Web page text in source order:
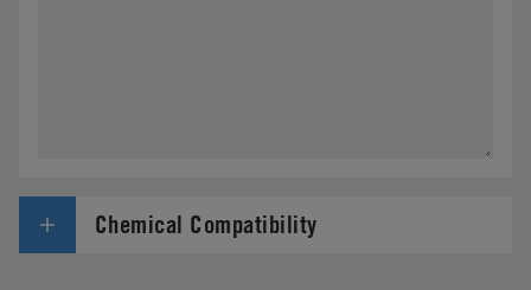
Chemical Compatibility